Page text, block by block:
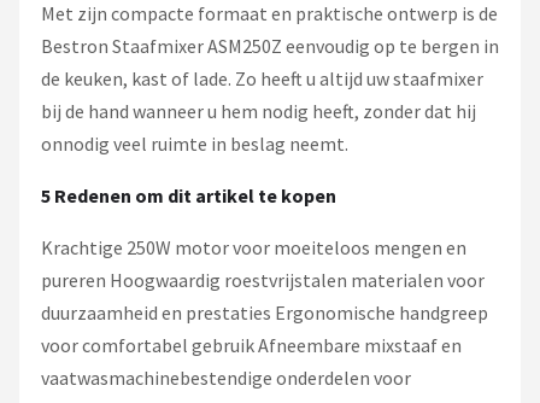
Met zijn compacte formaat en praktische ontwerp is de
Bestron Staafmixer ASM250Z eenvoudig op te bergen in
de keuken, kast of lade. Zo heeft u altijd uw staafmixer
bij de hand wanneer u hem nodig heeft, zonder dat hij
onnodig veel ruimte in beslag neemt.
5 Redenen om dit artikel te kopen
Krachtige 250W motor voor moeiteloos mengen en
pureren Hoogwaardig roestvrijstalen materialen voor
duurzaamheid en prestaties Ergonomische handgreep
voor comfortabel gebruik Afneembare mixstaaf en
vaatwasmachinebestendige onderdelen voor